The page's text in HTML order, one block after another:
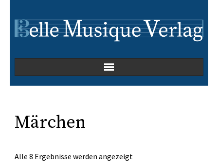
Home
Kammermusik
Oper
Märchen
Alle 8 Ergebnisse werden angezeigt